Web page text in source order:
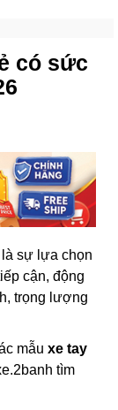
có sức
sự lựa chọn
cận, động
trọng lượng
mẫu xe tay
tìm